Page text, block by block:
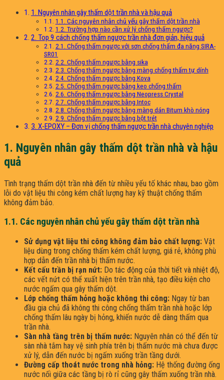
1. Nguyên nhân gây thấm dột trần nhà và hậu quả
1.1. Các nguyên nhân chủ yếu gây thấm dột trần nhà
1.2. Trường hợp nào cần xử lý chống thấm ngược?
2. Top 9 cách chống thấm ngược trần nhà đơn giản, hiệu quả
2.1. Chống thấm ngược với sơn chống thấm đa năng SIRA-
SR01
2.2. Chống thấm ngược bằng sika
2.3. Chống thấm ngược bằng màng chống thấm tự dính
2.4. Chống thấm ngược bằng Kova
2.5. Chống thấm ngược bằng keo chống thấm
2.6. Chống thấm ngược bằng Neopress Crystal
2.7. Chống thấm ngược bằng Intoc
2.8. Chống thấm ngược bằng màng dán Bitum khò nóng
2.9. Chống thấm ngược bằng bột trét
3. X-EPOXY – Đơn vị chống thấm ngược trần nhà chuyên nghiệp
1. Nguyên nhân gây thấm dột trần nhà và hậu
quả
Tình trạng thấm dột trần nhà đến từ nhiều yếu tố khác nhau, bao gồm
lỗi do vật liệu thi công kém chất lượng hay kỹ thuật chống thấm
không đảm bảo.
1.1. Các nguyên nhân chủ yếu gây thấm dột trần nhà
Sử dụng vật liệu thi công không đảm bảo chất lượng: Vật
liệu dùng trong chống thấm kém chất lượng, giá rẻ, không phù
hợp dẫn đến trần nhà bị thấm nước.
Kết cấu trần bị rạn nứt: Do tác động của thời tiết và nhiệt độ,
các vết nứt có thể xuất hiện trên trần nhà, tạo điều kiện cho
nước ngấm qua gây thấm dột.
Lớp chống thấm hỏng hoặc không thi công: Ngay từ ban
đầu gia chủ đã không thi công chống thấm trần nhà hoặc lớp
chống thấm lâu ngày bị hỏng, khiến nước dễ dàng thấm qua
trần nhà.
Sàn nhà tầng trên bị thấm nước: Nguyên nhân có thể đến từ
sàn nhà tắm hay vệ sinh phía trên bị thấm nước mà chưa được
xử lý, dẫn đến nước bị ngấm xuống trần tầng dưới.
Đường cấp thoát nước trong nhà hỏng: Hệ thống đường ống
nước nối giữa các tầng bị rò rỉ cũng gây thấm xuống trần nhà.